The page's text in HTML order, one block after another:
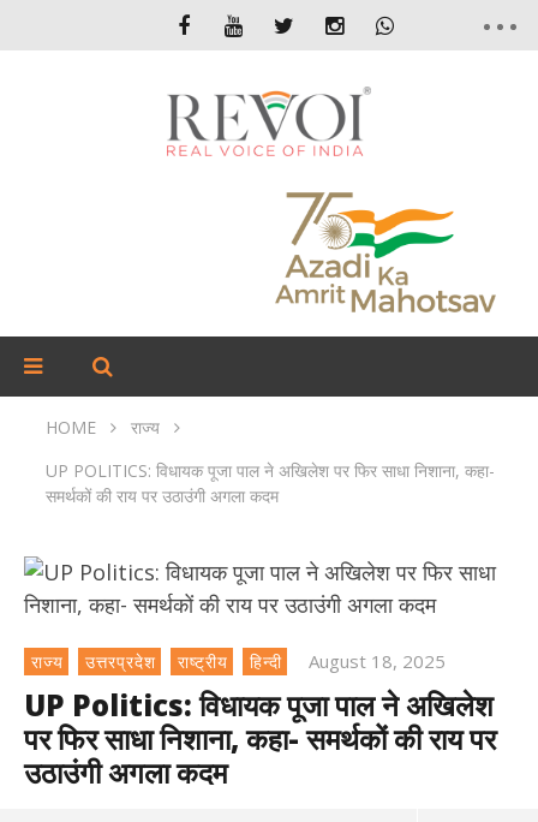
HOME
राज्य
UP POLITICS: विधायक पूजा पाल ने अखिलेश पर फिर साधा निशाना, कहा-
समर्थकों की राय पर उठाउंगी अगला कदम
राज्य उत्तरप्रदेश राष्ट्रीय हिन्दी August 18, 2025
UP Politics: विधायक पूजा पाल ने अखिलेश
पर फिर साधा निशाना, कहा- समर्थकों की राय पर
उठाउंगी अगला कदम